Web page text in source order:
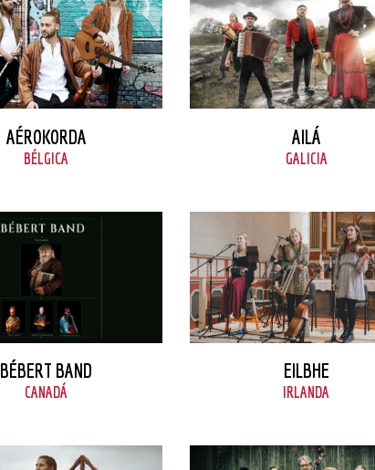
AÉROKORDA
BÉLGICA
AILÁ
GALICIA
BÉBERT BAND
CANADÁ
VER FICHA
EILBHE
IRLANDA
VER FICHA